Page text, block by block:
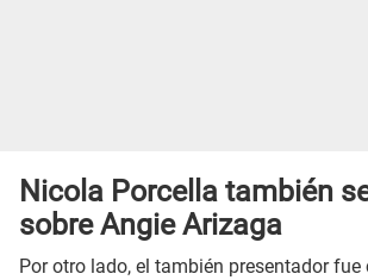
Nicola Porcella también
sobre Angie Arizaga
Por otro lado, el también presentador